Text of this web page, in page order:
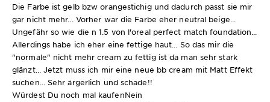
Die Farbe ist gelb bzw orangestichig und dadurch passt sie mir
gar nicht mehr... Vorher war die Farbe eher neutral beige...
Ungefähr so wie die n 1.5 von l'oreal perfect match foundation...
Allerdings habe ich eher eine fettige haut... So das mir die
"normale" nicht mehr cream zu fettig ist da man sehr stark
glänzt... Jetzt muss ich mir eine neue bb cream mit Matt Effekt
suchen... Sehr ärgerlich und schade!!
Würdest Du noch mal kaufenNein